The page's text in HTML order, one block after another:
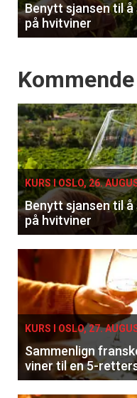
Benytt sjansen til
på hvitviner
Events
KURS I OSLO, 26.
Benytt sjansen til
på hvitviner
KURS I OSLO, 27.
Sammenlign
viner til en 5-